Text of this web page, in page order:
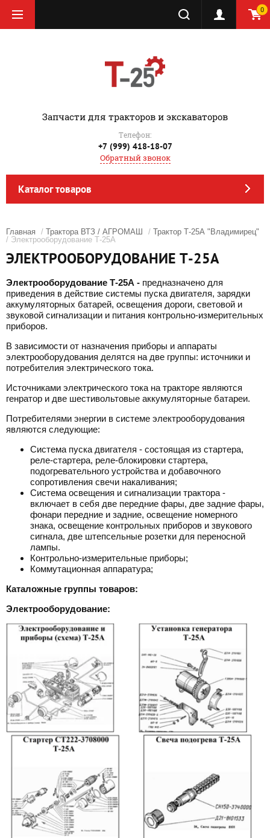
0
‎Запчасти для тракторов и экскаваторов
Телефон:
+7 (999) 418-18-07
Обратный звонок
Каталог товаров
Главная / Трактора ВТЗ / АГРОМАШ / Трактор Т-25А "Владимирец"
/ Электрооборудование Т-25А
ЭЛЕКТРООБОРУДОВАНИЕ Т-25А
Электрооборудование Т-25А - предназначено для
приведения в действие системы пуска двигателя, зарядки
аккумуляторных батарей, освещения дороги, световой и
звуковой сигнализации и питания контрольно-измерительных
приборов.
В зависимости от назначения приборы и аппараты
электрооборудования делятся на две группы: источники и
потребителия электрического тока.
Источниками электрического тока на тракторе являются
генратор и две шестивольтовые аккумуляторные батареи.
Потребителями энергии в системе электрооборудования
являются следующие:
Система пуска двигателя - состоящая из стартера,
реле-стартера, реле-блокировки стартера,
подогревательного устройства и добавочного
сопротивления свечи накаливания;
Система освещения и сигнализации трактора -
включает в себя две передние фары, две задние фары,
фонари передние и задние, освещение номерного
знака, освещение контрольных приборов и звукового
сигнала, две штепсельные розетки для переносной
лампы.
Контрольно-измерительные приборы;
Коммутационная аппаратура;
Каталожные группы товаров:
Электрооборудование: